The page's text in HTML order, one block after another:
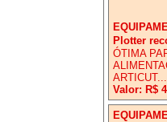
Plotter
ÓTIMA
Valor: R$